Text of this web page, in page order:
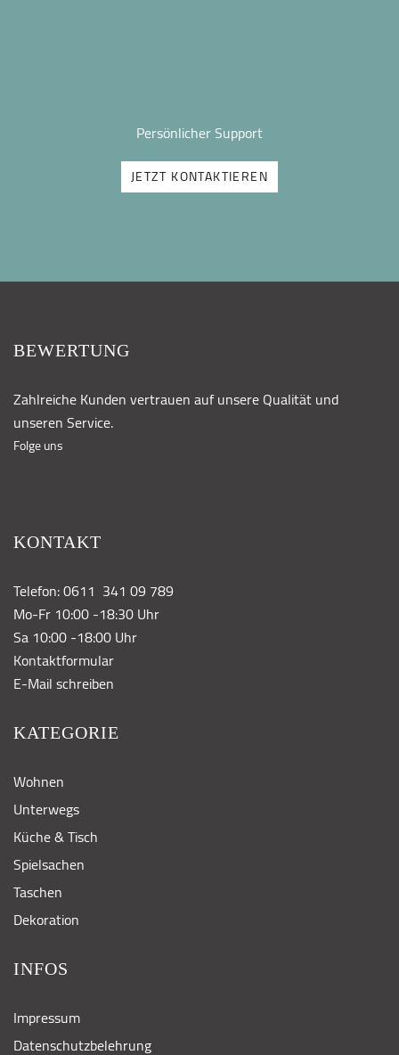
Persönlicher Support
JETZT KONTAKTIEREN
BEWERTUNG
Zahlreiche Kunden vertrauen auf unsere Qualität und
unseren Service.
Folge uns
KONTAKT
Telefon: 0611 341 09 789
Mo-Fr 10:00 -18:30 Uhr
Sa 10:00 -18:00 Uhr
Kontaktformular
E-Mail schreiben
KATEGORIE
Wohnen
Unterwegs
Küche & Tisch
Spielsachen
Taschen
Dekoration
INFOS
Impressum
Datenschutzbelehrung